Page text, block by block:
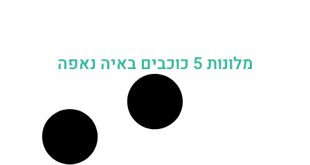
מלונות 5 כוכבים באיה נאפה